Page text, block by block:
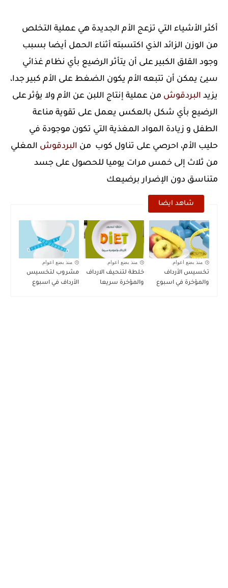
أكثر الأشياء التي تزعج الأم الجديدة هي عملية التخلص
من الوزن الزائد الذي اكتسبته أثناء الحمل أيضا بسبب
وجود القلق الكبير على أن يتأثر الرضيع بأي نظام غذائي
سيئ يمكن أن تتبعه الأم يكون الضغط على الأم كبير جدا،
يزيد البردقوش من عملية إنتاج اللبن عن الأم ولا يؤثر على
الرضيع بأي شكل بالعكس يعمل على تقوية مناعة
الطفل و زيادة المواد المغذية التي تكون موجودة في
حليب الأم، احرصي على تناول كوب من البردقوش المغلي
من ثلاث إلى خمس مرات يوميا للحصول على جسد
متناسق دون الإضرار برضيعك
شاهد ايضا
منذ بضع اعوام
تخسيس الأرداف
والمؤخرة في اسبوع
منذ بضع اعوام
خلطة لتنحيف الارداف
والمؤخرة سريعا
منذ بضع اعوام
مشروب لتخسيس
الأرداف في اسبوع